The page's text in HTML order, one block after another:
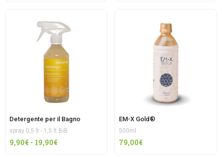
da
7,00€
a
48,00€
Detergente per il Bagno
spray 0,5 lt - 1,5 lt BiB
9,90€ - 19,90€Fascia
EM-X Gold®
500ml
79,00€